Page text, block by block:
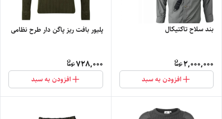
بند سلاح تاکتیکال
2,000,000
افزودن به سبد
پلیور بافت ریز پاگن دار طرح نظامی
728,000
افزودن به سبد